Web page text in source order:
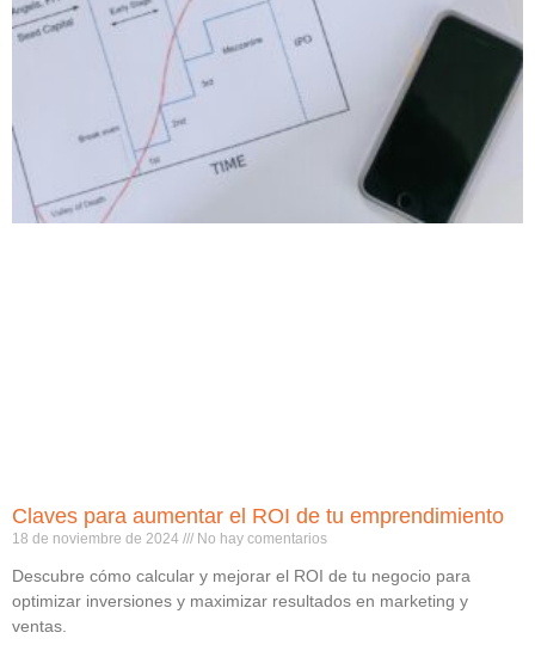
Claves para aumentar el ROI de tu emprendimiento
18 de noviembre de 2024 No hay comentarios
Descubre cómo calcular y mejorar el ROI de tu negocio para
optimizar inversiones y maximizar resultados en marketing y
ventas.